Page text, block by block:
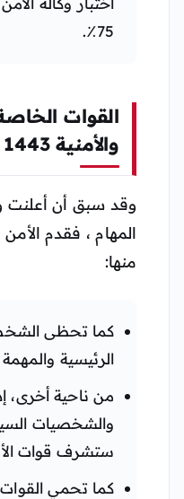
75٪.
القوات
والأمنية 1443
وقد سبق أن أعلنت
منها:
كما تحظى
الرئيسية
من ناحية أخرى،
والشخصيات
ستشرف قوات
كما تحمي